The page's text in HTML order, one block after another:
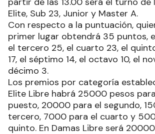
Elite, Sub 23, Junior y Master A.
Con respecto a la puntuación,
primer lugar obtendrá 35 puntos,
el tercero 25, el cuarto 23, el
17, el séptimo 14, el octavo 10, el
décimo 3.
Los premios por categoría
Elite Libre habrá 25000 pesos
puesto, 20000 para el segundo,
tercero, 7000 para el cuarto y
quinto. En Damas Libre será